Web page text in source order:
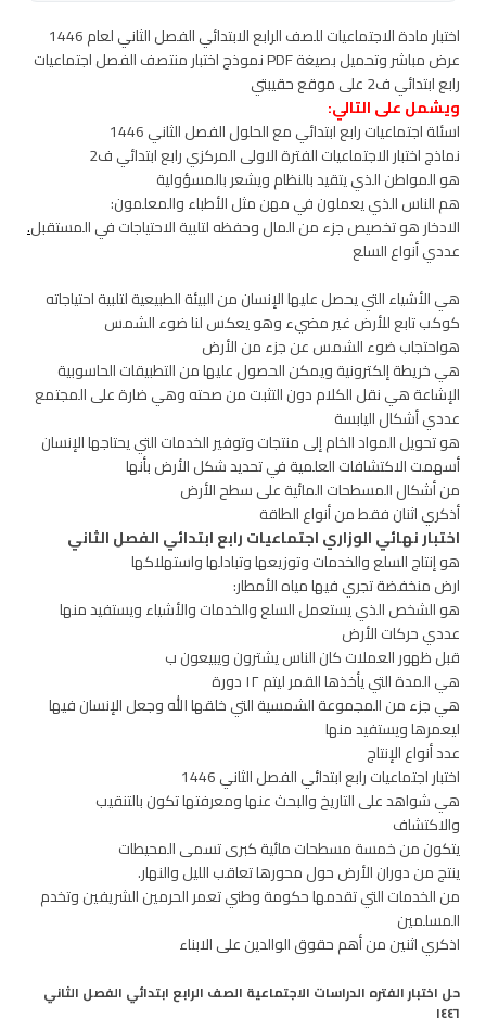
اختبار مادة الاجتماعيات للصف الرابع الابتدائي الفصل الثاني لعام 1446
عرض مباشر وتحميل بصيغة PDF نموذج اختبار منتصف الفصل اجتماعيات
رابع ابتدائي ف2 على موقع حقيبتي
ويشمل على التالي:
اسئلة اجتماعيات رابع ابتدائي مع الحلول الفصل الثاني 1446
نماذج اختبار الاجتماعيات الفترة الاولى المركزي رابع ابتدائي ف2
هو المواطن الذي يتقيد بالنظام ويشعر بالمسؤولية
هم الناس الذي يعملون في مهن مثل الأطباء والمعلمون:
الادخار هو تخصيص جزء من المال وحفظه لتلبية الاحتياجات في المستقبل.
عددي أنواع السلع
هي الأشياء التي يحصل عليها الإنسان من البيئة الطبيعية لتلبية احتياجاته
كوكب تابع للأرض غير مضيء وهو يعكس لنا ضوء الشمس
هواحتجاب ضوء الشمس عن جزء من الأرض
هي خريطة إلكترونية ويمكن الحصول عليها من التطبيقات الحاسوبية
الإشاعة هي نقل الكلام دون التثبت من صحته وهي ضارة على المجتمع
عددي أشكال اليابسة
هو تحويل المواد الخام إلى منتجات وتوفير الخدمات التي يحتاجها الإنسان
أسهمت الاكتشافات العلمية في تحديد شكل الأرض بأنها
من أشكال المسطحات المائية على سطح الأرض
أذكري اثنان فقط من أنواع الطاقة
اختبار نهائي الوزاري اجتماعيات رابع ابتدائي الفصل الثاني
هو إنتاج السلع والخدمات وتوزيعها وتبادلها واستهلاكها
ارض منخفضة تجري فيها مياه الأمطار:
هو الشخص الذي يستعمل السلع والخدمات والأشياء ويستفيد منها
عددي حركات الأرض
قبل ظهور العملات كان الناس يشترون ويبيعون ب
هي المدة التي يأخذها القمر ليتم ١٢ دورة
هي جزء من المجموعة الشمسية التي خلقها الله وجعل الإنسان فيها
ليعمرها ويستفيد منها
عدد أنواع الإنتاج
اختبار اجتماعيات رابع ابتدائي الفصل الثاني 1446
هي شواهد على التاريخ والبحث عنها ومعرفتها تكون بالتنقيب
والاكتشاف
يتكون من خمسة مسطحات مائية كبرى تسمى المحيطات
ينتج من دوران الأرض حول محورها تعاقب الليل والنهار.
من الخدمات التي تقدمها حكومة وطني تعمر الحرمين الشريفين وتخدم
المسلمين
اذكري اثنين من أهم حقوق الوالدين على الابناء
حل اختبار الفتره الدراسات الاجتماعية الصف الرابع ابتدائي الفصل الثاني
١٤٤٦